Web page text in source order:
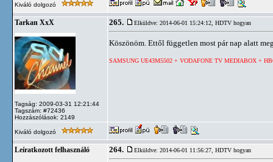
Kiváló dolgozó
Tarkan XxX
Tagság: 2009-03-31 12:21:44
Tagszám: #72436
Hozzászólások: 2149
265. Elküldve: 2014-06-01 15:24:12, HDTV hogyan
Köszönöm. Ettől független most pár nap alatt
SAMSUNG UE43M5502 + VODAFONE TV MEDIABOX +
Kiváló dolgozó
Leíratkozott felhasználó 264. Elküldve: 2014-06-01 11:56:27, HDTV hogyan